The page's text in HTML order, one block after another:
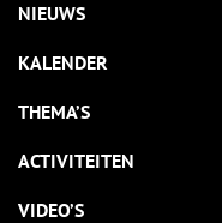
NIEUWS
KALENDER
THEMA’S
ACTIVITEITEN
VIDEO’S